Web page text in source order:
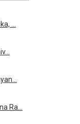
…
Ra…